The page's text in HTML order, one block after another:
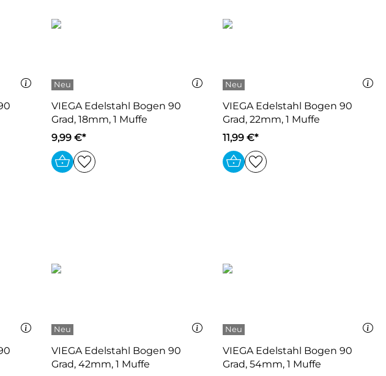
VIEGA Edelstahl Bogen 90
Grad, 18mm, 1 Muffe
9,99 €*
VIEGA Edelstahl Bogen 90
Grad, 22mm, 1 Muffe
11,99 €*
VIEGA Edelstahl Bogen 90
Grad, 42mm, 1 Muffe
VIEGA Edelstahl Bogen 90
Grad, 54mm, 1 Muffe